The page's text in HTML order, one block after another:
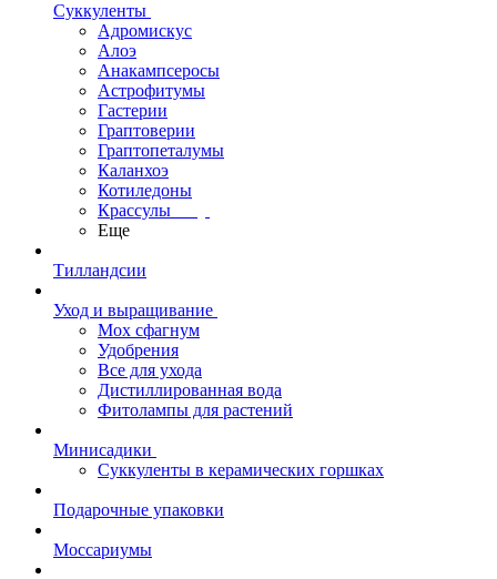
Суккуленты
Адромискус
Алоэ
Анакампсеросы
Астрофитумы
Гастерии
Граптоверии
Граптопеталумы
Каланхоэ
Котиледоны
Крассулы
Еще
Тилландсии
Уход и выращивание
Мох сфагнум
Удобрения
Все для ухода
Дистиллированная вода
Фитолампы для растений
Минисадики
Суккуленты в керамических горшках
Подарочные упаковки
Моссариумы